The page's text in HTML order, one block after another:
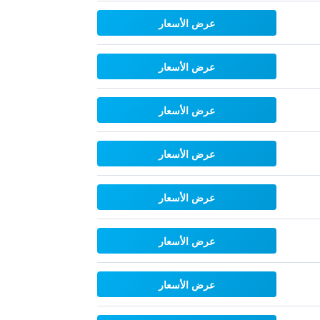
عرض الأسعار
عرض الأسعار
عرض الأسعار
عرض الأسعار
عرض الأسعار
عرض الأسعار
عرض الأسعار